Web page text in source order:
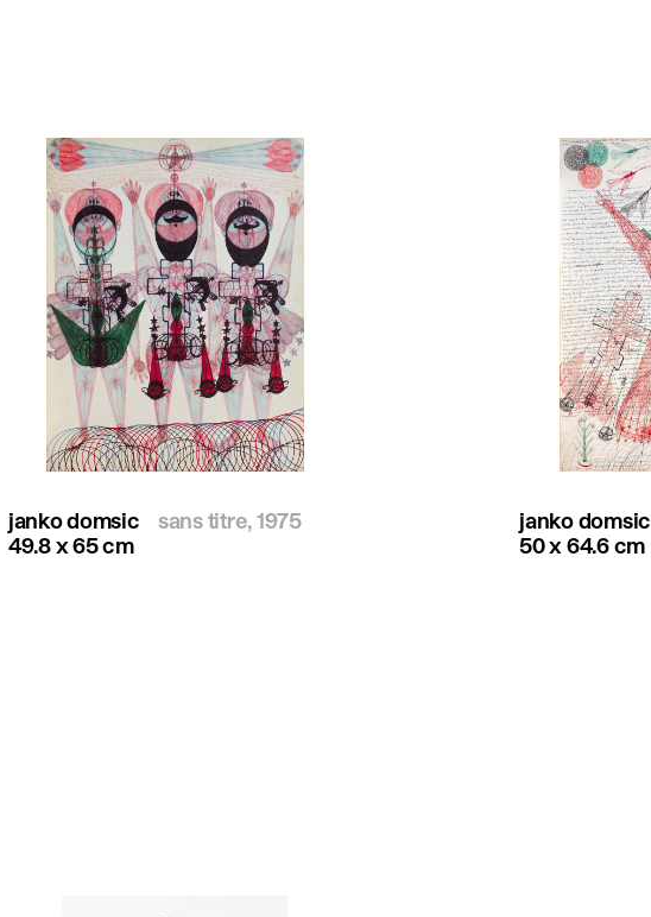
janko domsic
sans titre, 1975
49.8 x 65 cm
janko domsic
50 x 64.6 cm